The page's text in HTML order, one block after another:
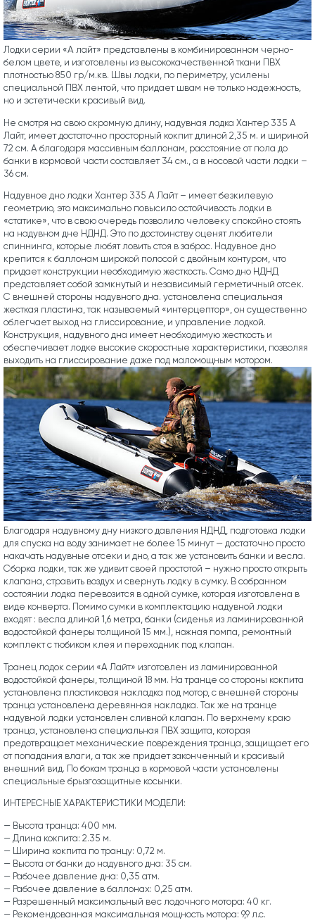
Лодки серии «А лайт» представлены в комбинированном черно-
белом цвете, и изготовлены из высококачественной ткани ПВХ
плотностью 850 гр/м.кв. Швы лодки, по периметру, усилены
специальной ПВХ лентой, что придает швам не только надежность,
но и эстетически красивый вид.
Не смотря на свою скромную длину, надувная лодка Хантер 335 А
Лайт, имеет достаточно просторный кокпит длиной 2,35 м. и шириной
72 см. А благодаря массивным баллонам, расстояние от пола до
банки в кормовой части составляет 34 см., а в носовой части лодки –
36 см.
Надувное дно лодки Хантер 335 А Лайт – имеет безкилевую
геометрию, это максимально повысило остойчивость лодки в
«статике», что в свою очередь позволило человеку спокойно стоять
на надувном дне НДНД. Это по достоинству оценят любители
спиннинга, которые любят ловить стоя в заброс. Надувное дно
крепится к баллонам широкой полосой с двойным контуром, что
придает конструкции необходимую жесткость. Само дно НДНД
представляет собой замкнутый и независимый герметичный отсек.
С внешней стороны надувного дна. установлена специальная
жесткая пластина, так называемый «интерцептор», он существенно
облегчает выход на глиссирование, и управление лодкой.
Конструкция, надувного дна имеет необходимую жесткость и
обеспечивает лодке высокие скоростные характеристики, позволяя
выходить на глиссирование даже под маломощным мотором.
Благодаря надувному дну низкого давления НДНД, подготовка лодки
для спуска на воду занимает не более 15 минут — достаточно просто
накачать надувные отсеки и дно, а так же установить банки и весла.
Сборка лодки, так же удивит своей простотой – нужно просто открыть
клапана, стравить воздух и свернуть лодку в сумку. В собранном
состоянии лодка перевозится в одной сумке, которая изготовлена в
виде конверта. Помимо сумки в комплектацию надувной лодки
входят : весла длиной 1,6 метра, банки (сиденья из ламинированной
водостойкой фанеры толщиной 15 мм.), ножная помпа, ремонтный
комплект с тюбиком клея и переходник под клапан.
Транец лодок серии «А Лайт» изготовлен из ламинированной
водостойкой фанеры, толщиной 18 мм. На транце со стороны кокпита
установлена пластиковая накладка под мотор, с внешней стороны
транца установлена деревянная накладка. Так же на транце
надувной лодки установлен сливной клапан. По верхнему краю
транца, установлена специальная ПВХ защита, которая
предотвращает механические повреждения транца, защищает его
от попадания влаги, а так же придает законченный и красивый
внешний вид. По бокам транца в кормовой части установлены
специальные брызгозащитные косынки.
ИНТЕРЕСНЫЕ ХАРАКТЕРИСТИКИ МОДЕЛИ:
— Высота транца: 400 мм.
— Длина кокпита: 2.35 м.
— Ширина кокпита по транцу: 0,72 м.
— Высота от банки до надувного дна: 35 см.
— Рабочее давление дна: 0,35 атм.
— Рабочее давление в баллонах: 0,25 атм.
— Разрешенный максимальный вес лодочного мотора: 40 кг.
— Рекомендованная максимальная мощность мотора: 9,9 л.с.